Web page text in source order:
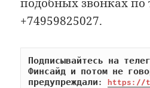
+74959825027.
Подписывайтесь на
Финсайд и потом не
предупреждали: https://